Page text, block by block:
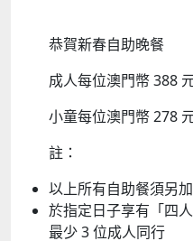
恭賀新春自助晚餐
成人每位澳門幣 388
小童每位澳門幣 278
註：
以上所有自助餐須另
於指定日子享有「四
最少 3 位成人同行